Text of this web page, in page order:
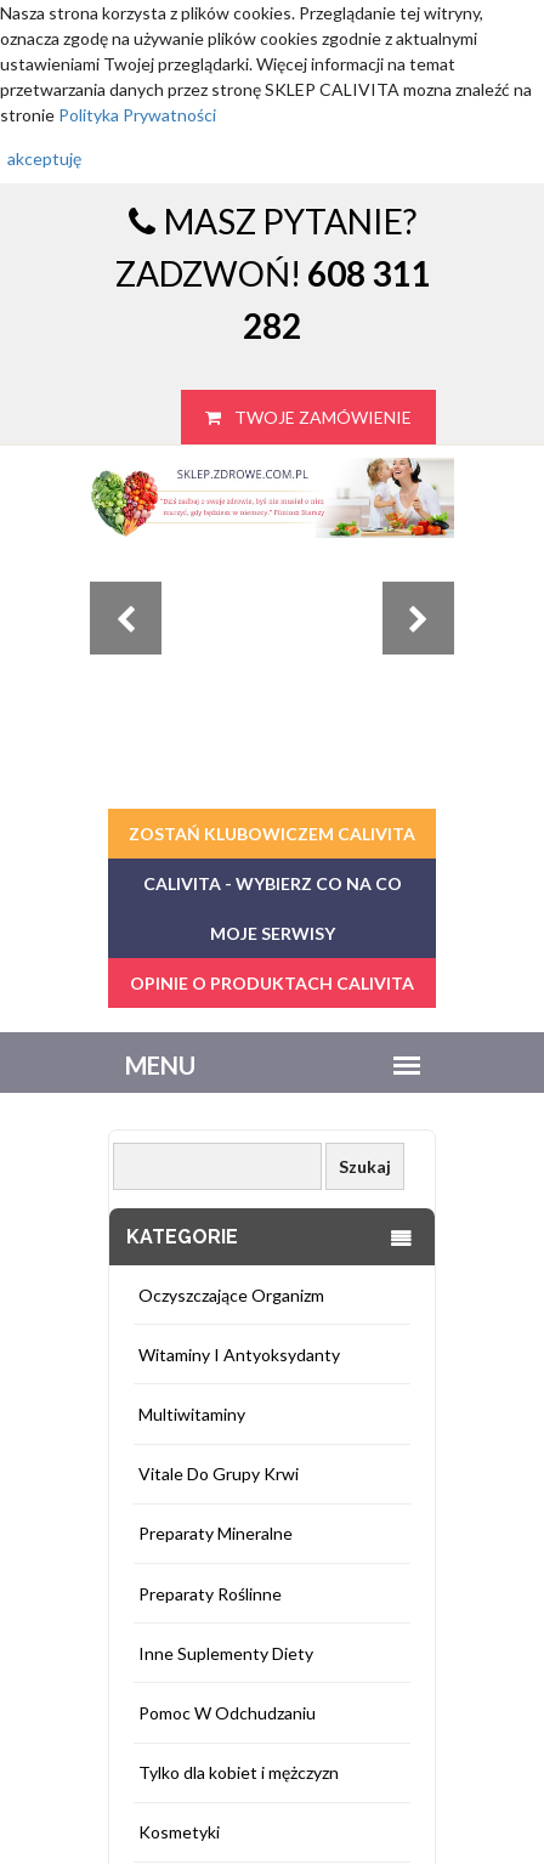
Nasza strona korzysta z plików cookies. Przeglądanie tej witryny,
oznacza zgodę na używanie plików cookies zgodnie z aktualnymi
ustawieniami Twojej przeglądarki. Więcej informacji na temat
przetwarzania danych przez stronę SKLEP CALIVITA mozna znaleźć na
stronie Polityka Prywatności
akceptuję
MASZ PYTANIE?
ZADZWOŃ! 608 311
282
TWOJE ZAMÓWIENIE
ZOSTAŃ KLUBOWICZEM CALIVITA
CALIVITA - WYBIERZ CO NA CO
MOJE SERWISY
OPINIE O PRODUKTACH CALIVITA
KATEGORIE
Oczyszczające Organizm
Witaminy I Antyoksydanty
Multiwitaminy
Vitale Do Grupy Krwi
Preparaty Mineralne
Preparaty Roślinne
Inne Suplementy Diety
Pomoc W Odchudzaniu
Tylko dla kobiet i mężczyzn
Kosmetyki